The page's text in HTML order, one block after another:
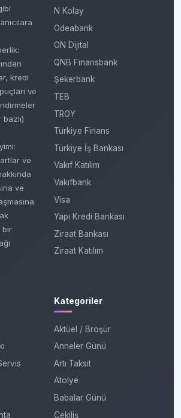
kredi
ve
ve
ve
bir
N Kolay
Odeabank
ON Dijital
QNB Finansbank
Şekerbank
TEB
TROY
Türkiye Finans
Türkiye İş Bankası
Vakıf Katılım
Vakıfbank
Visa
Yapı Kredi Bankası
Ziraat Bankası
Ziraat Katılım
Kategoriler
Aktüel / Broşür
Anneler Günü
Artı Taksit
Atölye
Babalar Günü
Çekiliş